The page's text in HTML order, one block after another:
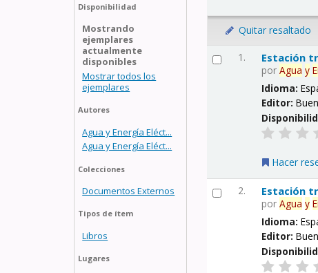
Disponibilidad
Mostrando
ejemplares
actualmente
disponibles
Mostrar todos los
ejemplares
Autores
Agua y Energía Eléct...
Agua y Energía Eléct...
Colecciones
Documentos Externos
Tipos de ítem
Libros
Lugares
Quitar resaltado
1. Estación
porAgua y
Idioma:
Editor:
Hacer
2. Estación
porAgua y
Idioma:
Editor: